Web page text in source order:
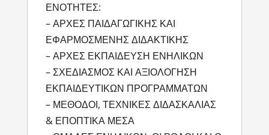
ΕΝΟΤΗΤΕΣ:
– ΑΡΧΕΣ ΠΑΙΔΑΓΩΓΙΚΗΣ ΚΑΙ
ΕΦΑΡΜΟΣΜΕΝΗΣ ΔΙΔΑΚΤΙΚΗΣ
– ΑΡΧΕΣ ΕΚΠΑΙΔΕΥΣΗ ΕΝΗΛΙΚΩΝ
– ΣΧΕΔΙΑΣΜΟΣ ΚΑΙ ΑΞΙΟΛΟΓΗΣΗ
ΕΚΠΑΙΔΕΥΤΙΚΩΝ ΠΡΟΓΡΑΜΜΑΤΩΝ
– ΜΕΘΟΔΟΙ, ΤΕΧΝΙΚΕΣ ΔΙΔΑΣΚΑΛΙΑΣ
& ΕΠΟΠΤΙΚΑ ΜΕΣΑ